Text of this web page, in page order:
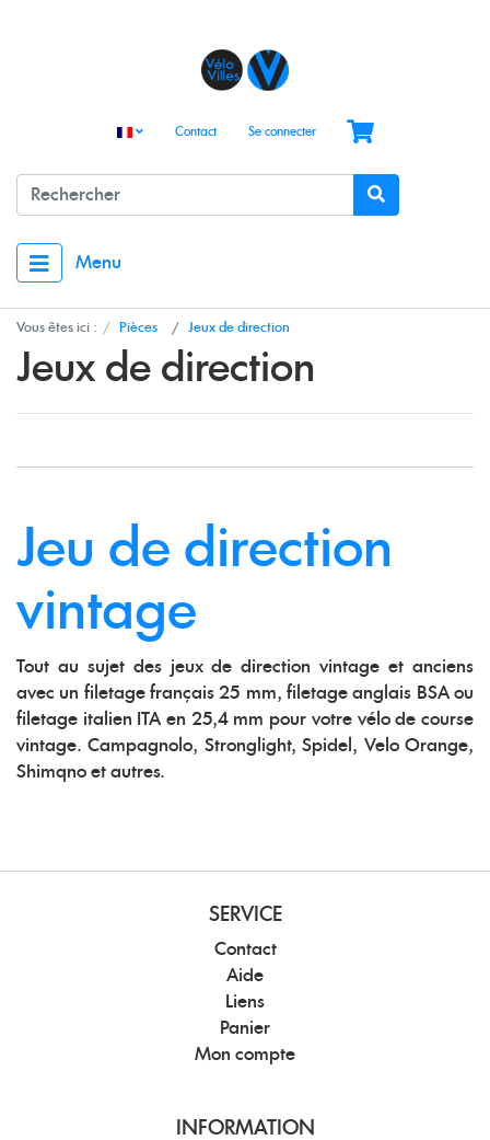
Contact Se connecter
Menu
Vous êtes ici : Pièces Jeux de direction
Jeux de direction
Jeu de direction
vintage
Tout au sujet des jeux de direction vintage et anciens
avec un filetage français 25 mm, filetage anglais BSA ou
filetage italien ITA en 25,4 mm pour votre vélo de course
vintage. Campagnolo, Stronglight, Spidel, Velo Orange,
Shimqno et autres.
SERVICE
Contact
Aide
Liens
Panier
Mon compte
INFORMATION